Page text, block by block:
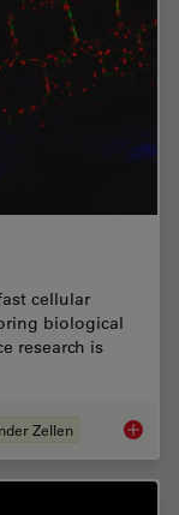
cellular
biological
research is
Zellen Live-